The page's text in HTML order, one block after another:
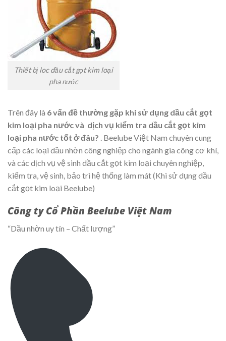
Thiết bị loc dầu cắt gọt kim loại
pha nước
Trên đây là 6 vấn đề thường gặp khi sử dụng dầu cắt gọt
kim loại pha nước và dịch vụ kiểm tra dầu cắt gọt kim
loại pha nước tốt ở đâu? . Beelube Việt Nam chuyên cung
cấp các loại dầu nhờn công nghiệp cho ngành gia công cơ khí,
và các dịch vụ vệ sinh dầu cắt gọt kim loại chuyên nghiệp,
kiểm tra, vệ sinh, bảo trì hệ thống làm mát (Khi sử dụng dầu
cắt gọt kim loại Beelube)
Công ty Cổ Phần Beelube Việt Nam
“Dầu nhờn uy tín – Chất lượng”